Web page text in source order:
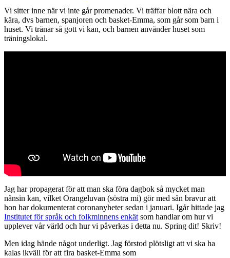
Vi sitter inne när vi inte går promenader. Vi träffar blott nära och
kära, dvs barnen, spanjoren och basket-Emma, som går som barn i
huset. Vi tränar så gott vi kan, och barnen använder huset som
träningslokal.
Jag har propagerat för att man ska föra dagbok så mycket man
nånsin kan, vilket Orangeluvan (söstra mi) gör med sån bravur att
hon har dokumenterat coronanyheter sedan i januari. Igår hittade jag
Institutet för språk och folkminnens enkät som handlar om hur vi
upplever vår värld och hur vi påverkas i detta nu. Spring dit! Skriv!
Men idag hände något underligt. Jag förstod plötsligt att vi ska ha
kalas ikväll för att fira basket-Emma som